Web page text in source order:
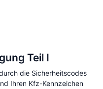
Teil I
die Sicherheitscodes
Ihren Kfz-Kennzeichen